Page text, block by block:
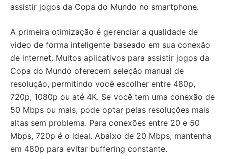
assistir jogos da Copa do Mundo no smartphone.
A primeira otimização é gerenciar a qualidade de
video de forma inteligente baseado em sua conexão
de internet. Muitos aplicativos para assistir jogos da
Copa do Mundo oferecem seleção manual de
resolução, permitindo você escolher entre 480p,
720p, 1080p ou até 4K. Se você tem uma conexão de
50 Mbps ou mais, pode optar pelas resoluções mais
altas sem problema. Para conexões entre 20 e 50
Mbps, 720p é o ideal. Abaixo de 20 Mbps, mantenha
em 480p para evitar buffering constante.